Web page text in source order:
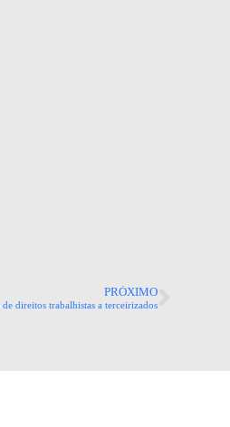
PRÓXIMO
direitos trabalhistas a terceirizados